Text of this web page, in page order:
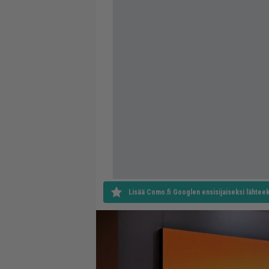
Lisää Como.fi Googlen ensisijaiseksi